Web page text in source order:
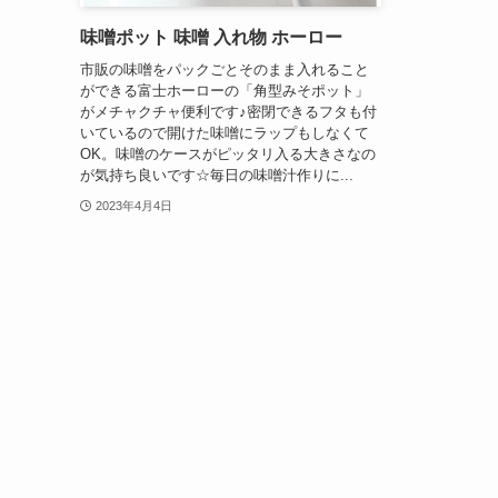
味噌ポット 味噌 入れ物 ホーロー
市販の味噌をパックごとそのまま入れること
ができる富士ホーローの「角型みそポット」
がメチャクチャ便利です♪密閉できるフタも付
いているので開けた味噌にラップもしなくて
OK。味噌のケースがピッタリ入る大きさなの
が気持ち良いです☆毎日の味噌汁作りに...
2023年4月4日